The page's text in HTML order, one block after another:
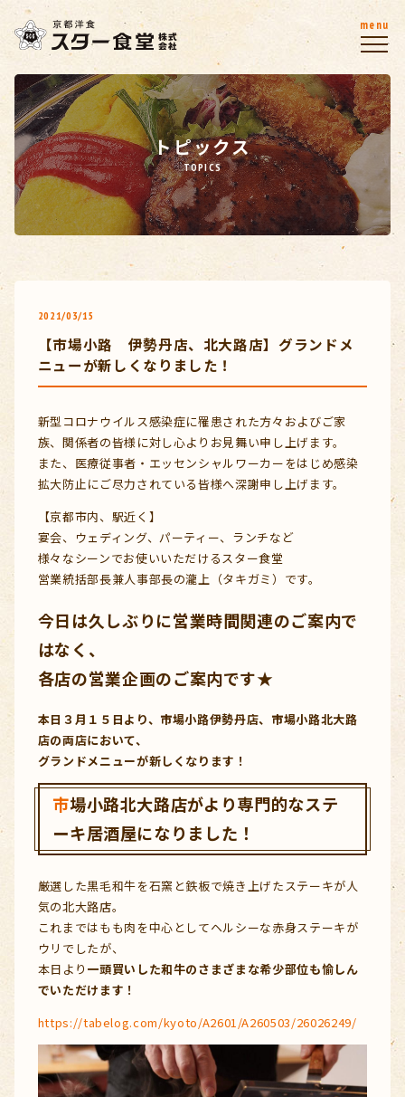
menu
トピックス
TOPICS
2021/03/15
【市場小路 伊勢丹店、北大路店】グランドメ
ニューが新しくなりました！
新型コロナウイルス感染症に罹患された方々およびご家
族、関係者の皆様に対し心よりお見舞い申し上げます。
また、医療従事者・エッセンシャルワーカーをはじめ感染
拡大防止にご尽力されている皆様へ深謝申し上げます。
【京都市内、駅近く】
宴会、ウェディング、パーティー、ランチなど
様々なシーンでお使いいただけるスター食堂
営業統括部長兼人事部長の瀧上（タキガミ）です。
今日は久しぶりに営業時間関連のご案内で
はなく、
各店の営業企画のご案内です★
本日３月１５日より、市場小路伊勢丹店、市場小路北大路
店の両店において、
グランドメニューが新しくなります！
市場小路北大路店がより専門的なステ
ーキ居酒屋になりました！
厳選した黒毛和牛を石窯と鉄板で焼き上げたステーキが人
気の北大路店。
これまではもも肉を中心としてヘルシーな赤身ステーキが
ウリでしたが、
本日より 一頭買いした和牛のさまざまな希少部位も愉しん
でいただけます！
https://tabelog.com/kyoto/A2601/A260503/26026249/